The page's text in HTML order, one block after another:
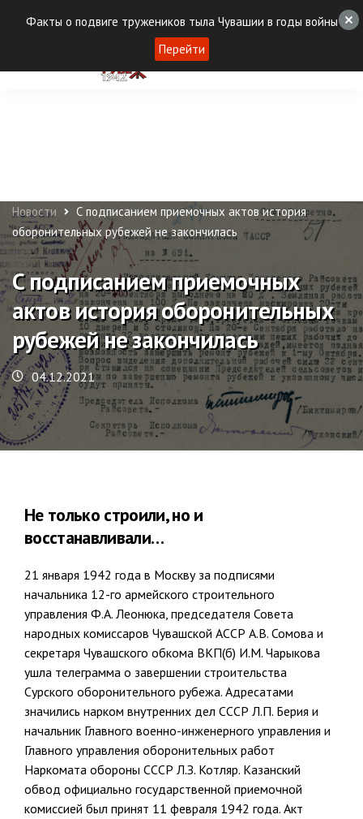
Новости
С подписанием приемочных актов история
оборонительных рубежей не закончилась
С подписанием приемочных
актов история оборонительных
рубежей не закончилась
04.12.2021
Не только строили, но и
восстанавливали…
21 января 1942 года в Москву за подписями
начальника 12-го армейского строительного
управления Ф.А. Леонюка, председателя Совета
народных комиссаров Чувашской АССР А.В. Сомова и
секретаря Чувашского обкома ВКП(б) И.М. Чарыкова
ушла телеграмма о завершении строительства
Сурского оборонительного рубежа. Адресатами
значились нарком внутренних дел СССР Л.П. Берия и
начальник Главного военно-инженерного управления и
Главного управления оборонительных работ
Наркомата обороны СССР Л.З. Котляр. Казанский
обвод официально государственной приемочной
комиссией был принят 11 февраля 1942 года. Акт
Факты о подвиге тружеников тыла Чувашии в годы войны
Перейти